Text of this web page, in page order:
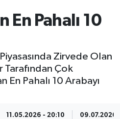
En Pahalı 10
Zirvede Olan
Tarafından Çok
Pahalı 10 Arabayı
11.05.2026 - 20:10 09.07.2026
ve Fikstür